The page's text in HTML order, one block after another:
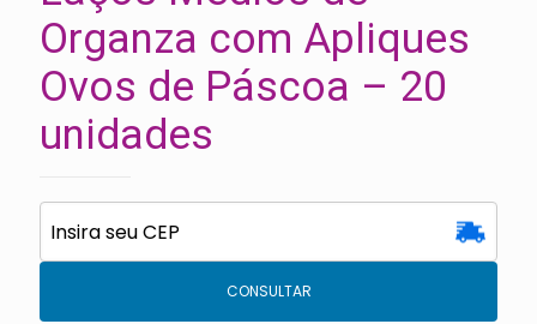
Organza com Apliques
Ovos de Páscoa – 20
unidades
CONSULTAR